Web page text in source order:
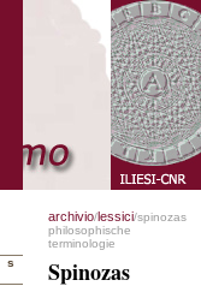
s
archivio/lessici/spinozas
philosophische
terminologie
Spinozas